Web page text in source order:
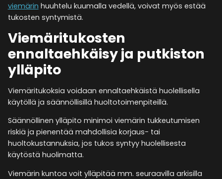
viemärin huuhtelu kuumalla vedellä, voivat myös estää
tukosten syntymistä.
Viemäritukosten
ennaltaehkäisy ja putkiston
ylläpito
Viemäritukoksia voidaan ennaltaehkäistä huolellisella
käytöllä ja säännöllisillä huoltotoimenpiteillä.
Säännöllinen ylläpito minimoi viemärin tukkeutumisen
riskiä ja pienentää mahdollisia korjaus- tai
huoltokustannuksia, jos tukos syntyy huolellisesta
käytöstä huolimatta.
Viemärin kuntoa voit ylläpitää mm. seuraavilla arkisilla